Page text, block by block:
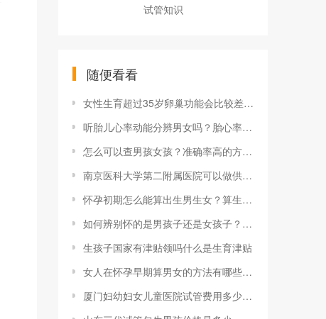
试管知识
随便看看
女性生育超过35岁卵巢功能会比较差，生育能力也
听胎儿心率动能分辨男女吗？胎心率多少正常？
怎么可以查男孩女孩？准确率高的方法有哪些？
南京医科大学第二附属医院可以做供卵试管婴儿吗？南京鼓楼试管需要多少钱？
怀孕初期怎么能算出生男生女？算生男生女的小方法有哪些？
如何辨别怀的是男孩子还是女孩子？有哪些特征最准？
生孩子国家有津贴领吗什么是生育津贴
女人在怀孕早期算男女的方法有哪些？还有什么方式？
厦门妇幼妇女儿童医院试管费用多少？厦门妇幼妇女儿童医院试管流程是怎样的？